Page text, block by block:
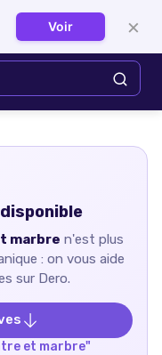
Se connecter
marbre n'est plus
: on vous aide
sur Dero.
et marbre"
Voir ×